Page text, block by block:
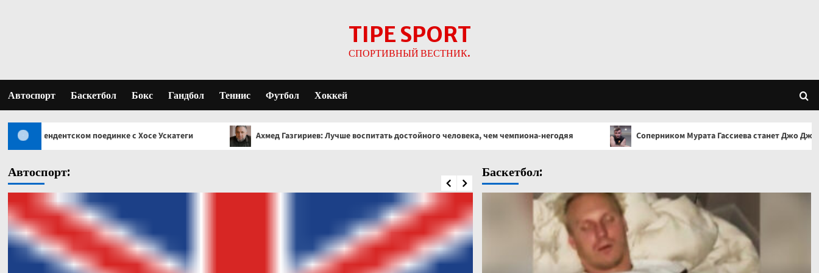
TIPE SPORT
СПОРТИВНЫЙ ВЕСТНИК.
Автоспорт Баскетбол Бокс Гандбол Теннис Футбол Хоккей
поединке с Хосе Ускатеги Ахмед Газгириев: Лучше воспитать достойного человека, чем чемпиона-негодяя Соперником Мурата Гассиева станет Джо Джойс
Автоспорт: Баскетбол: